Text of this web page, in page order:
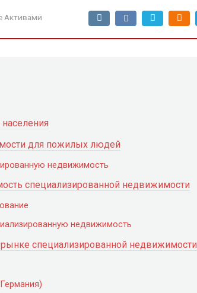
Активами
для пожилых людей
недвижимость
специализированной недвижимости
недвижимость
специализированной недвижимости